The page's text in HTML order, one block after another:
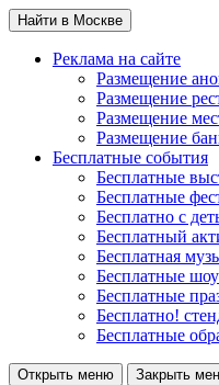
Найти в Москве
Реклама на сайте
Размещение
Размещение
Размещение
Размещение
Бесплатные события
Бесплатные
Бесплатные
Бесплатно с
Бесплатный
Бесплатная
Бесплатные
Бесплатные
Бесплатно!
Бесплатные
Открыть меню Закрыть